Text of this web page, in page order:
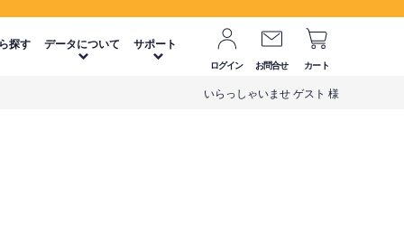
探す データについて サポート
ログイン お問合せ カート
いらっしゃいませ ゲスト 様